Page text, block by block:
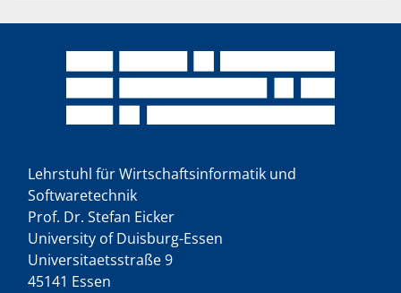
Lehrstuhl für Wirtschaftsinformatik und
Softwaretechnik
Prof. Dr. Stefan Eicker
University of Duisburg-Essen
Universitaetsstraße 9
45141 Essen